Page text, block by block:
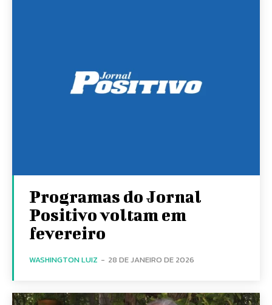
Programas do Jornal
Positivo voltam em
fevereiro
WASHINGTON LUIZ - 28 DE JANEIRO DE 2026